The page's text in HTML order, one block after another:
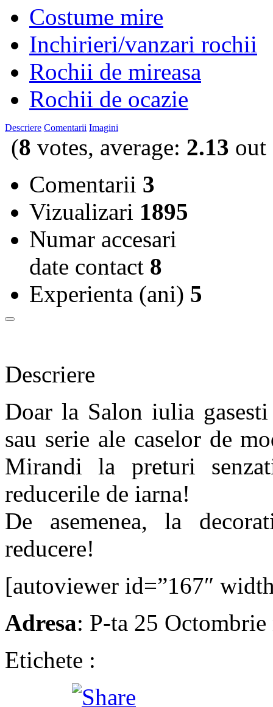
Costume mire
Inchirieri/vanzari rochii
Rochii de mireasa
Rochii de ocazie
Descriere Comentarii Imagini
(8 votes, average: 2.13 out
Comentarii 3
Vizualizari 1895
Numar accesari
date contact 8
Experienta (ani) 5
Descriere
Doar la Salon iulia
sau serie ale caselor de
Mirandi la preturi
reducerile de iarna!
De asemenea, la
reducere!
[autoviewer id=”167″
Adresa: P-ta 25 Octombrie
Etichete :